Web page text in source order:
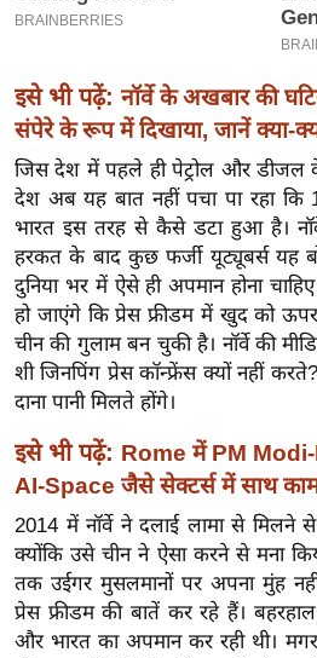
ल
ख्सि
य
त
यं
ग
इं
डि
या
सा
हि
त्य
ज
ग
ऑ
टो
व
र्ल्ड
इसे भी पढ़ें: नॉर्वे के अखबार की
संपेरे के रूप में दिखाया, जानें क्या-
जिस देश में पहले ही पेट्रोल और डीजल
देश अब यह बात नहीं पचा पा रहा कि
भारत इस तरह से कैसे डटा हुआ है।
हरकत के बाद कुछ फर्जी यूट्यूबर्स यह
दुनिया भर में ऐसे ही अपमान होना
हो जाएंगे कि प्रेस फ्रीडम में खुद को ऊपर
चीन की गुलाम बन चुकी है। नॉर्वे की
शी जिनपिंग प्रेस कॉन्फ्रेंस क्यों नहीं
दाना पानी मिलते होंगे।
इसे भी पढ़ें: Rome में PM
AI-Space जैसे सेक्टर्स में साथ
2014 में नॉर्वे ने दलाई लामा से मिलने
क्योंकि उसे चीन ने ऐसा करने से मना
तक उईगर मुसलमानों पर अपना मुंह
प्रेस फ्रीडम की बातें कर रहे हैं। बहरहाल
और भारत का अपमान कर रही थी।